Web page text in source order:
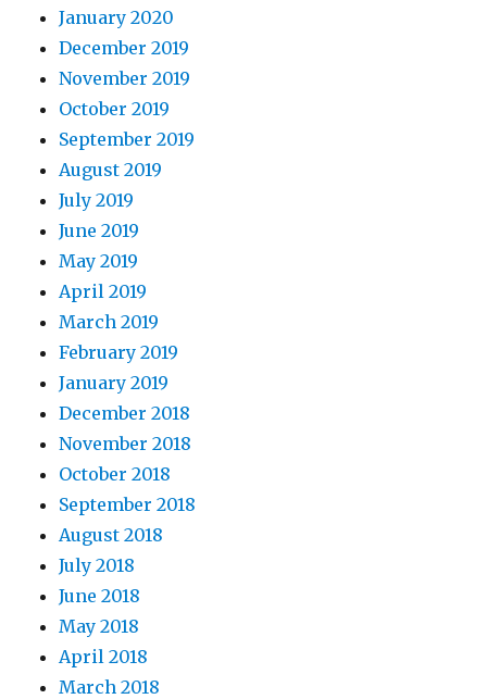
January 2020
December 2019
November 2019
October 2019
September 2019
August 2019
July 2019
June 2019
May 2019
April 2019
March 2019
February 2019
January 2019
December 2018
November 2018
October 2018
September 2018
August 2018
July 2018
June 2018
May 2018
April 2018
March 2018